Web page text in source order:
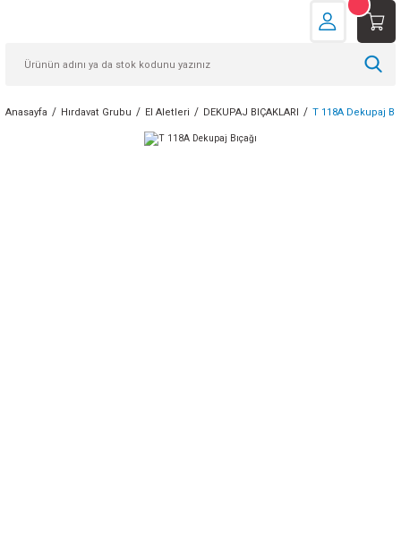
Anasayfa Hırdavat Grubu El Aletleri DEKUPAJ BIÇAKLARI T 118A Dekupaj